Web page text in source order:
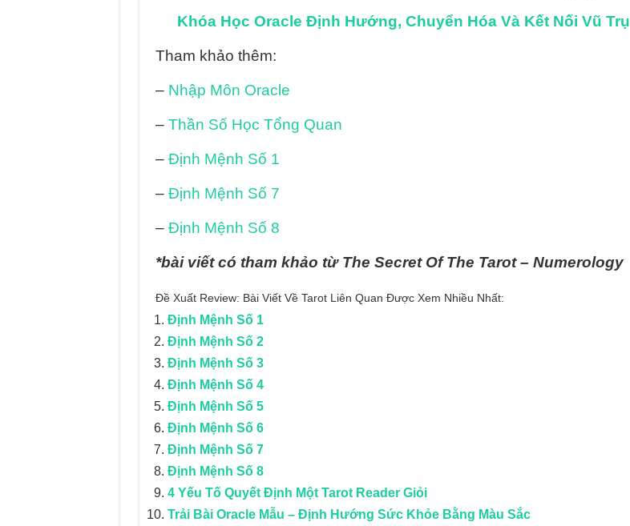
Khóa Học Oracle Định Hướng, Chuyển Hóa Và Kết Nối Vũ Trụ
Tham khảo thêm:
– Nhập Môn Oracle
– Thần Số Học Tổng Quan
– Định Mệnh Số 1
– Định Mệnh Số 7
– Định Mệnh Số 8
*bài viết có tham khảo từ The Secret Of The Tarot – Numerology
Đề Xuất Review: Bài Viết Về Tarot Liên Quan Được Xem Nhiều Nhất:
Định Mệnh Số 1
Định Mệnh Số 2
Định Mệnh Số 3
Định Mệnh Số 4
Định Mệnh Số 5
Định Mệnh Số 6
Định Mệnh Số 7
Định Mệnh Số 8
4 Yếu Tố Quyết Định Một Tarot Reader Giỏi
Trải Bài Oracle Mẫu – Định Hướng Sức Khỏe Bằng Màu Sắc